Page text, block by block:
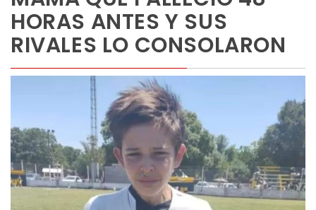
HORAS ANTES Y SUS
RIVALES LO CONSOLARON